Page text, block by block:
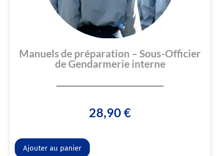
Manuels de préparation – Sous-Officier
de Gendarmerie interne
28,90 €
Ajouter au panier